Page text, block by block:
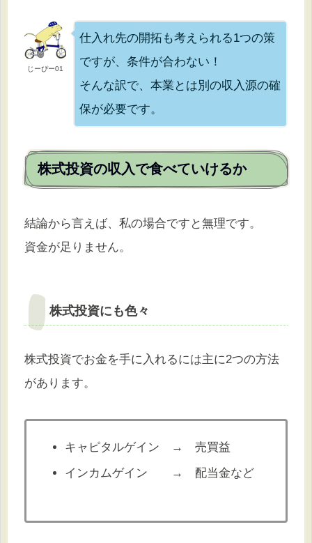
じーぴー01
仕入れ先の開拓も考えられる1つの策
ですが、条件が合わない！
そんな訳で、本業とは別の収入源の確
保が必要です。
株式投資の収入で食べていけるか
結論から言えば、私の場合ですと無理です。
資金が足りません。
株式投資にも色々
株式投資でお金を手に入れるには主に2つの方法
があります。
キャピタルゲイン → 売買益
インカムゲイン → 配当金など